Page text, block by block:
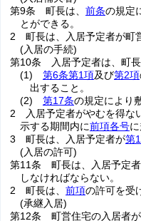
第9条
町長は、 前条の規定
とができる。
2
町長は、入居予定者が町
(入居の手続)
第10条
入居予定者は、町
(1)
第6条第1項及び第2項
出すること。
(2)
第17条の規定により
2
入居予定者がやむを得な
示する期間内に前項各号
3
町長は、入居予定者が第
(入居の許可)
第11条
町長は、入居予定
しなければならない。
2
町長は、 前項の許可を受
(承継入居)
第12条
町営住宅の入居者